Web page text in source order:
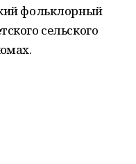
фольклорный
сельского